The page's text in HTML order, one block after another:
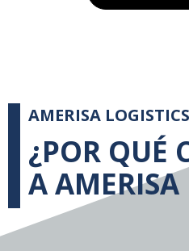
AMERISA LOGISTICS
¿POR QUÉ
A AMERISA